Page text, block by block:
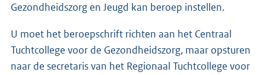
Gezondheidszorg en Jeugd kan beroep instellen.
U moet het beroepschrift richten aan het Centraal
Tuchtcollege voor de Gezondheidszorg, maar opsturen
naar de secretaris van het Regionaal Tuchtcollege voor